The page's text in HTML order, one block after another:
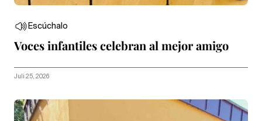
Escúchalo
Voces infantiles celebran al mejor amigo
Juli 25, 2026